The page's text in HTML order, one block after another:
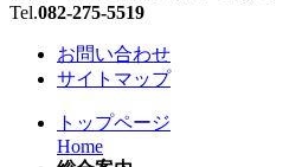
Tel.082-275-5519
お問い合わせ
サイトマップ
トップページ
Home